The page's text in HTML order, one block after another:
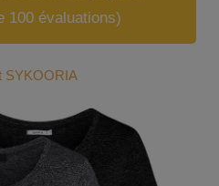
100 évaluations)
SYKOORIA